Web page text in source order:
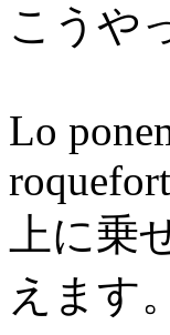
こうや
Lo
上に
えます。